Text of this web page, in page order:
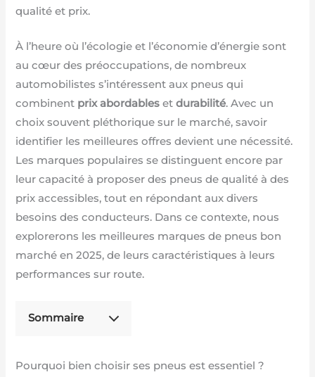
qualité et prix.
À l’heure où l’écologie et l’économie d’énergie sont
au cœur des préoccupations, de nombreux
automobilistes s’intéressent aux pneus qui
combinent prix abordables etdurabilité. Avec un
choix souvent pléthorique sur le marché, savoir
identifier les meilleures offres devient une nécessité.
Les marques populaires se distinguent encore par
leur capacité à proposer des pneus de qualité à des
prix accessibles, tout en répondant aux divers
besoins des conducteurs. Dans ce contexte, nous
explorerons les meilleures marques de pneus bon
marché en 2025, de leurs caractéristiques à leurs
performances sur route.
Sommaire
Pourquoi bien choisir ses pneus est essentiel ?